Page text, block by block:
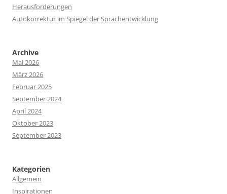
Herausforderungen
Autokorrektur im Spiegel der Sprachentwicklung
Archive
Mai 2026
März 2026
Februar 2025
September 2024
April 2024
Oktober 2023
September 2023
Kategorien
Allgemein
Inspirationen